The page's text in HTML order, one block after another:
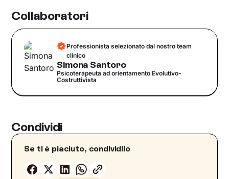
Collaboratori
Professionista selezionato dal nostro team
clinico
Simona Santoro
Psicoterapeuta ad orientamento Evolutivo-
Costruttivista
Condividi
Se ti è piaciuto, condividilo